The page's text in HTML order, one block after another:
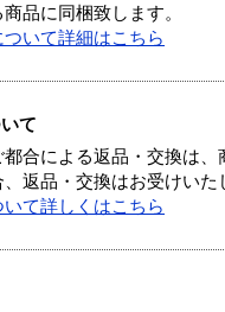
品に同梱致します。
いて詳細はこちら
て
都合による返品・交換は
返品・交換はお受けいた
て詳しくはこちら